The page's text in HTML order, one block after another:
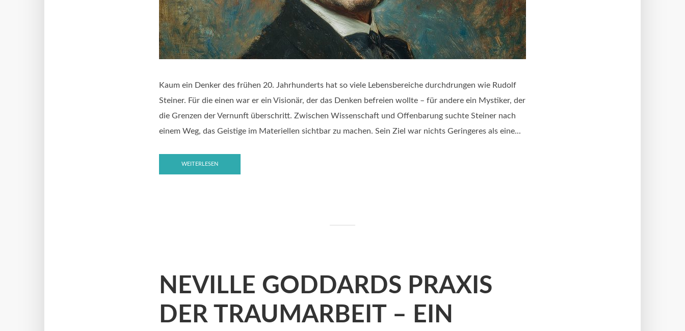
Kaum ein Denker des frühen 20. Jahrhunderts hat so viele Lebensbereiche durchdrungen wie Rudolf
Steiner. Für die einen war er ein Visionär, der das Denken befreien wollte – für andere ein Mystiker, der
die Grenzen der Vernunft überschritt. Zwischen Wissenschaft und Offenbarung suchte Steiner nach
einem Weg, das Geistige im Materiellen sichtbar zu machen. Sein Ziel war nichts Geringeres als eine...
WEITERLESEN
NEVILLE GODDARDS PRAXIS
DER TRAUMARBEIT – EIN